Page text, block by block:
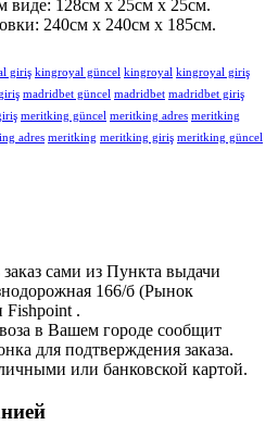
виде: 128см x 25см x 25см.
240см x 240см x 185см.
giriş kingroyal güncel kingroyal kingroyal giriş
madridbet güncel madridbet madridbet giriş
meritking güncel meritking adres meritking
adres meritking meritking giriş meritking güncel
сами из Пункта выдачи
166/б (Рынок
.
в Вашем городе сообщит
для подтверждения заказа.
или банковской картой.